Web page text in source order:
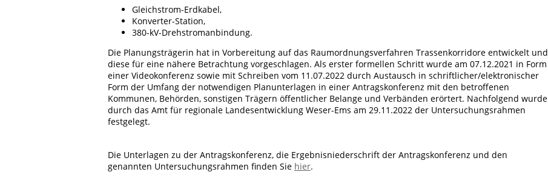
Gleichstrom-Erdkabel,
Konverter-Station,
380-kV-Drehstromanbindung.
Die Planungsträgerin hat in Vorbereitung auf das Raumordnungsverfahren Trassenkorridore entwickelt und
diese für eine nähere Betrachtung vorgeschlagen. Als erster formellen Schritt wurde am 07.12.2021 in Form
einer Videokonferenz sowie mit Schreiben vom 11.07.2022 durch Austausch in schriftlicher/elektronischer
Form der Umfang der notwendigen Planunterlagen in einer Antragskonferenz mit den betroffenen
Kommunen, Behörden, sonstigen Trägern öffentlicher Belange und Verbänden erörtert. Nachfolgend wurde
durch das Amt für regionale Landesentwicklung Weser-Ems am 29.11.2022 der Untersuchungsrahmen
festgelegt.
Die Unterlagen zu der Antragskonferenz, die Ergebnisniederschrift der Antragskonferenz und den
genannten Untersuchungsrahmen finden Sie hier.